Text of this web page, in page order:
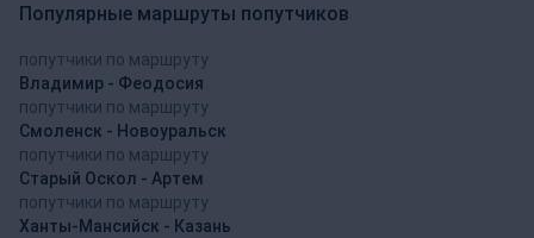
Популярные маршруты попутчиков
попутчики по маршруту
Владимир - Феодосия
попутчики по маршруту
Смоленск - Новоуральск
попутчики по маршруту
Старый Оскол - Артем
попутчики по маршруту
Ханты-Мансийск - Казань